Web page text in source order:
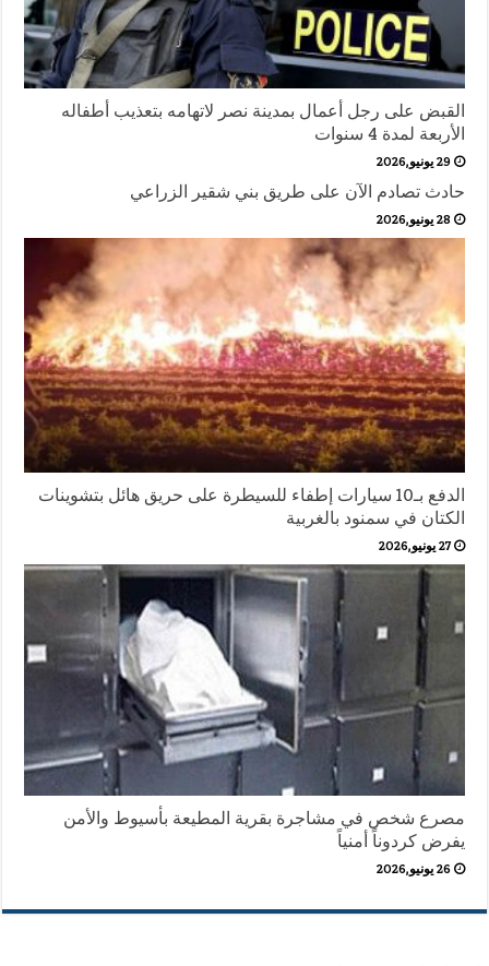
القبض على رجل أعمال بمدينة نصر لاتهامه بتعذيب أطفاله
الأربعة لمدة 4 سنوات
29 يونيو,2026
حادث تصادم الآن على طريق بني شقير الزراعي
28 يونيو,2026
الدفع بـ10 سيارات إطفاء للسيطرة على حريق هائل بتشوينات
الكتان في سمنود بالغربية
27 يونيو,2026
مصرع شخص في مشاجرة بقرية المطيعة بأسيوط والأمن
يفرض كردوناً أمنياً
26 يونيو,2026